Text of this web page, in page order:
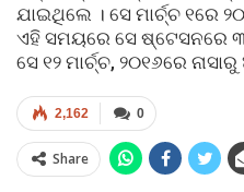
ଯାଇଥିଲେ । ସେ ମାର୍ଚ୍ଚ ୧ରେ
ଏହି ସମୟରେ ସେ ଷ୍ଟେସନରେ
ସେ ୧୨ ମାର୍ଚ୍ଚ, ୨୦୧୬ରେ
0
2,162
Share